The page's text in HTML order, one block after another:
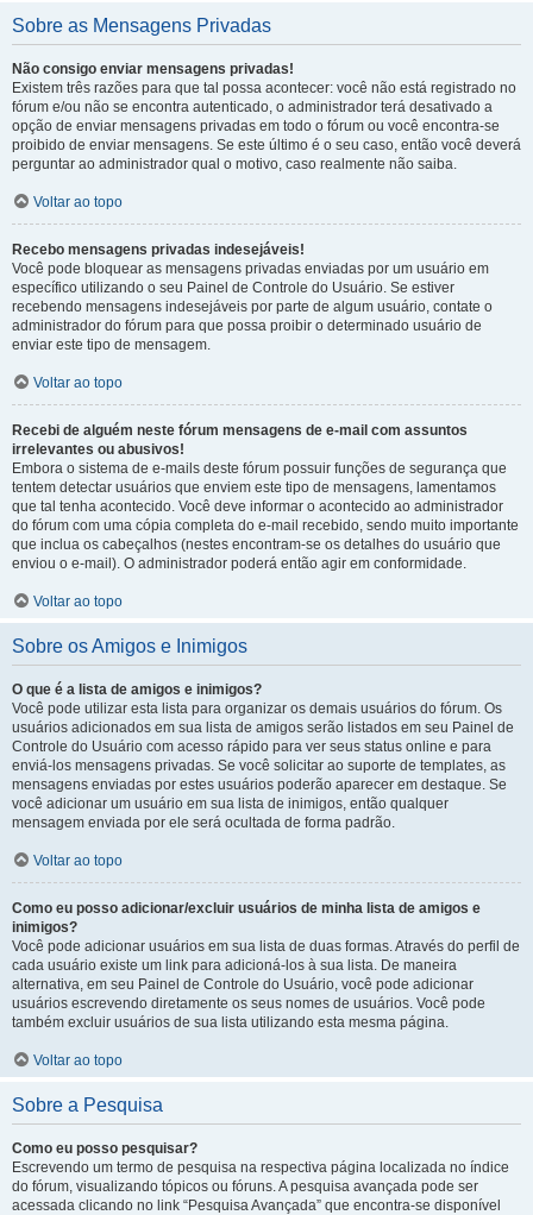
Sobre as Mensagens Privadas
Não consigo enviar mensagens privadas!
Existem três razões para que tal possa acontecer: você não está registrado no
fórum e/ou não se encontra autenticado, o administrador terá desativado a
opção de enviar mensagens privadas em todo o fórum ou você encontra-se
proibido de enviar mensagens. Se este último é o seu caso, então você deverá
perguntar ao administrador qual o motivo, caso realmente não saiba.
Voltar ao topo
Recebo mensagens privadas indesejáveis!
Você pode bloquear as mensagens privadas enviadas por um usuário em
específico utilizando o seu Painel de Controle do Usuário. Se estiver
recebendo mensagens indesejáveis por parte de algum usuário, contate o
administrador do fórum para que possa proibir o determinado usuário de
enviar este tipo de mensagem.
Voltar ao topo
Recebi de alguém neste fórum mensagens de e-mail com assuntos
irrelevantes ou abusivos!
Embora o sistema de e-mails deste fórum possuir funções de segurança que
tentem detectar usuários que enviem este tipo de mensagens, lamentamos
que tal tenha acontecido. Você deve informar o acontecido ao administrador
do fórum com uma cópia completa do e-mail recebido, sendo muito importante
que inclua os cabeçalhos (nestes encontram-se os detalhes do usuário que
enviou o e-mail). O administrador poderá então agir em conformidade.
Voltar ao topo
Sobre os Amigos e Inimigos
O que é a lista de amigos e inimigos?
Você pode utilizar esta lista para organizar os demais usuários do fórum. Os
usuários adicionados em sua lista de amigos serão listados em seu Painel de
Controle do Usuário com acesso rápido para ver seus status online e para
enviá-los mensagens privadas. Se você solicitar ao suporte de templates, as
mensagens enviadas por estes usuários poderão aparecer em destaque. Se
você adicionar um usuário em sua lista de inimigos, então qualquer
mensagem enviada por ele será ocultada de forma padrão.
Voltar ao topo
Como eu posso adicionar/excluir usuários de minha lista de amigos e
inimigos?
Você pode adicionar usuários em sua lista de duas formas. Através do perfil de
cada usuário existe um link para adicioná-los à sua lista. De maneira
alternativa, em seu Painel de Controle do Usuário, você pode adicionar
usuários escrevendo diretamente os seus nomes de usuários. Você pode
também excluir usuários de sua lista utilizando esta mesma página.
Voltar ao topo
Sobre a Pesquisa
Como eu posso pesquisar?
Escrevendo um termo de pesquisa na respectiva página localizada no índice
do fórum, visualizando tópicos ou fóruns. A pesquisa avançada pode ser
acessada clicando no link “Pesquisa Avançada” que encontra-se disponível